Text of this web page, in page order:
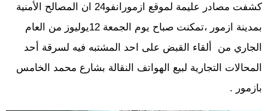
كشفت مصادر عليمة لموقع ازمورانفو24 ان المصالح الأمنية
بمدينة ازمور ،تمكنت صباح يوم الجمعة 12يوليوز من العام
الجاري من ألقاء القبض على احد المشتبه فيه لسرقة أحد
المحالات التجارية لبيع الهواتف النقالة بشارع محمد الخامس
بازمور .